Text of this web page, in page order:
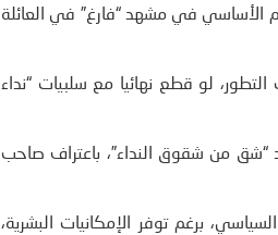
الأساسي في مشهد “فارغ” في العائلة
لو قطع نهائيا مع سلبيات “نداء
“شق من شقوق النداء”، باعتراف صاحب
برغم توفر الإمكانيات البشرية،